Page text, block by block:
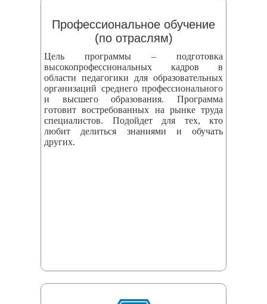
Профессиональное обучение
(по отраслям)
Цель программы – подготовка
высокопрофессиональных кадров в
области педагогики для образовательных
организаций среднего профессионального
и высшего образования. Программа
готовит востребованных на рынке труда
специалистов. Подойдет для тех, кто
любит делиться знаниями и обучать
других.